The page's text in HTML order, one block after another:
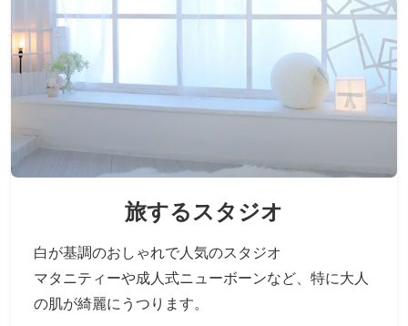
旅するスタジオ
白が基調のおしゃれで人気のスタジオ
マタニティーや成人式ニューボーンなど、 特に大人
の肌が綺麗にうつります。